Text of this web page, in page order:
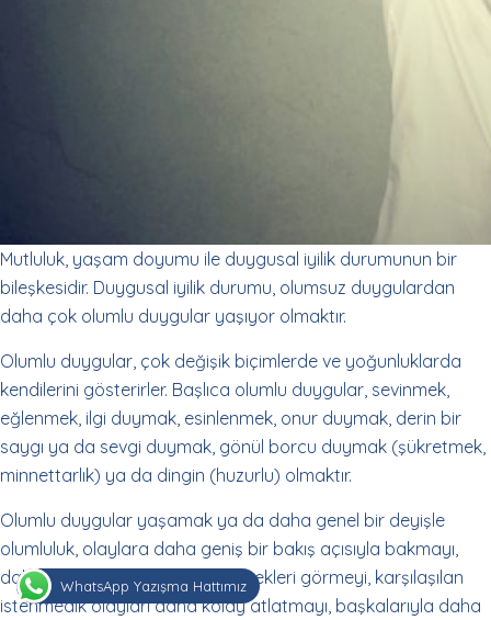
Mutluluk, yaşam doyumu ile duygusal iyilik durumunun bir
bileşkesidir. Duygusal iyilik durumu, olumsuz duygulardan
daha çok olumlu duygular yaşıyor olmaktır.
Olumlu duygular, çok değişik biçimlerde ve yoğunluklarda
kendilerini gösterirler. Başlıca olumlu duygular, sevinmek,
eğlenmek, ilgi duymak, esinlenmek, onur duymak, derin bir
saygı ya da sevgi duymak, gönül borcu duymak (şükretmek,
minnettarlık) ya da dingin (huzurlu) olmaktır.
Olumlu duygular yaşamak ya da daha genel bir deyişle
olumluluk, olaylara daha geniş bir bakış açısıyla bakmayı,
daha başka olasılıkları ve seçenekleri görmeyi, karşılaşılan
istenmedik olayları daha kolay atlatmayı, başkalarıyla daha
WhatsApp Yazışma Hattımız